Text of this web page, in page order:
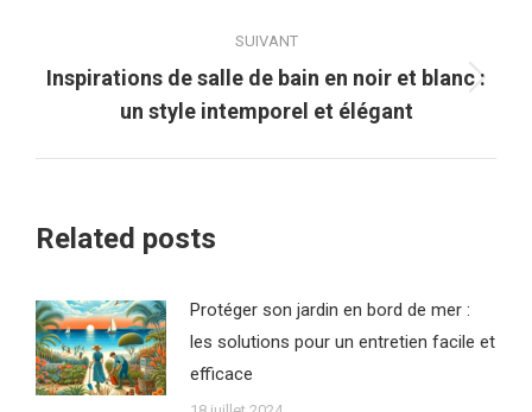
SUIVANT
Article
suivant
:
Inspirations de salle de bain en noir et blanc :
un style intemporel et élégant
Related posts
Protéger son jardin en bord de mer :
les solutions pour un entretien facile et
efficace